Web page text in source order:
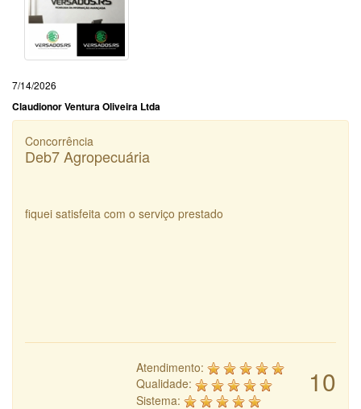
7/14/2026
Claudionor Ventura Oliveira Ltda
Concorrência
Deb7 Agropecuária
fiquei satisfeita com o serviço prestado
10
Atendimento:
Qualidade:
Sistema: